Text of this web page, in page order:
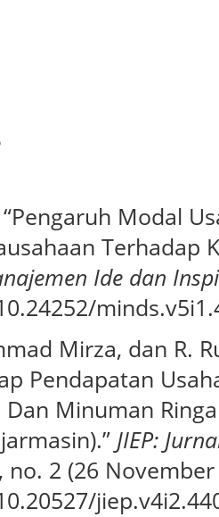
Modal
Terhadap
Ide dan
Mirza, dan R.
Pendapatan
Dan Minuman
JIEP:
no. 2 (26